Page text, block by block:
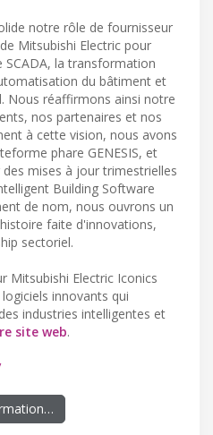
notre rôle de fournisseur
Mitsubishi Electric pour
la transformation
du bâtiment et
Nous réaffirmons ainsi notre
nos partenaires et nos
à cette vision, nous avons
phare GENESIS, et
mises à jour trimestrielles
Building Software
de nom, nous ouvrons un
faite d'innovations,
sectoriel.
Mitsubishi Electric Iconics
innovants qui
industries intelligentes et
site web.